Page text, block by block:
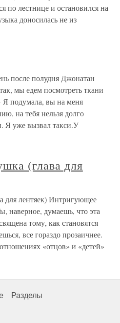
по лестнице и остановился на
доносилась не из
после полудня Джонатан
мы едем посмотреть ткани
Я подумала, вы на меня
на тебя нельзя долго
Я уже вызвал такси.У
(глава для
для лентяек) Интригующее
наверное, думаешь, что эта
тому, как становятся
все гораздо прозаичнее.
«отцов» и «детей»
Разделы